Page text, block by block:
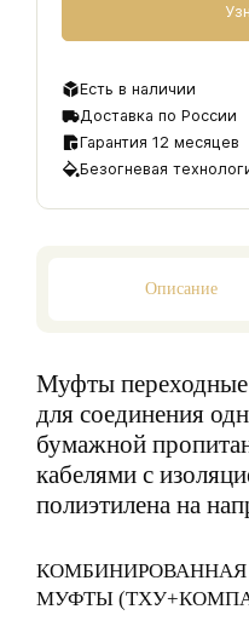
Есть в наличии
Доставка по России
Гарантия 12 месяцев
Безогневая
Описание
Муфты
для соединения
бумажной
кабелями с
полиэтилена на
МУФТЫ